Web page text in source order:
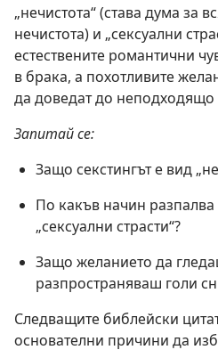
„нечистота“ (става дума за
нечистота) и „сексуални
естествените романтични
в брака, а похотливите
да доведат до неподходящо
Запитай се:
Защо секстингът е вид
По какъв начин
„сексуални страсти“?
Защо желанието да
разпространяваш голи
Следващите библейски
основателни причини да